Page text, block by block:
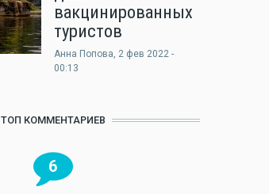
вакцинированных
туристов
Анна Попова, 2 фев 2022 -
00:13
ТОП КОММЕНТАРИЕВ
6